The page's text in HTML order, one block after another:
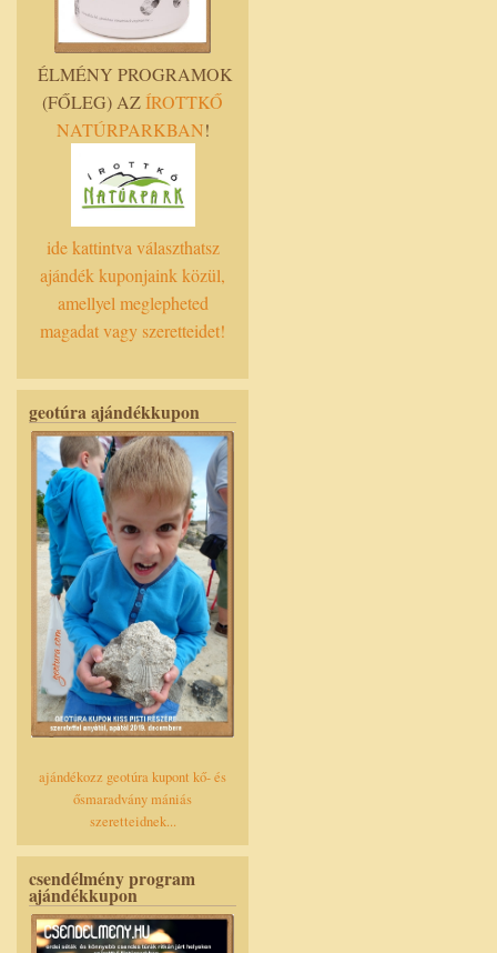
ÉLMÉNY PROGRAMOK
(FŐLEG) AZÍROTTKŐ
NATÚRPARKBAN!
ide kattintva választhatsz
ajándék kuponjaink közül,
amellyel meglepheted
magadat vagy szeretteidet!
geotúra ajándékkupon
ajándékozz geotúra kupont kő- és
ősmaradvány mániás
szeretteidnek...
csendélmény program
ajándékkupon